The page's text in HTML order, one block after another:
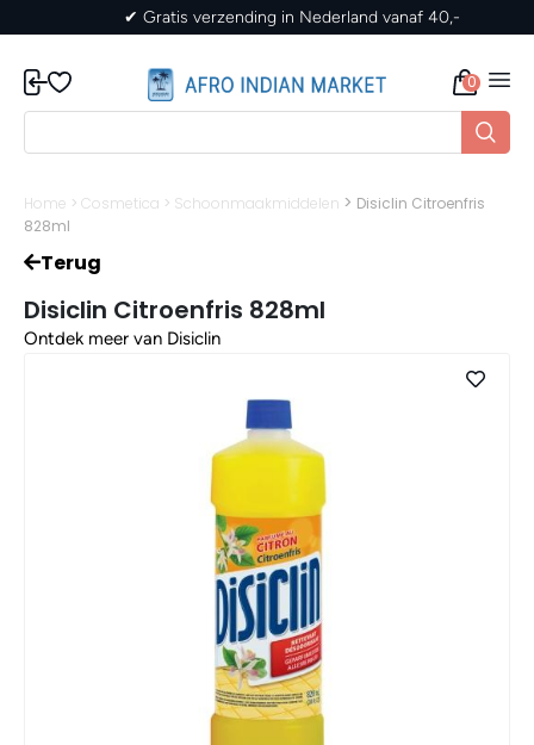
✔ Gratis verzending in Nederland vanaf 40,-
0
Home > Cosmetica > Schoonmaakmiddelen > Disiclin Citroenfris
828ml
Terug
Disiclin Citroenfris 828ml
Ontdek meer van Disiclin